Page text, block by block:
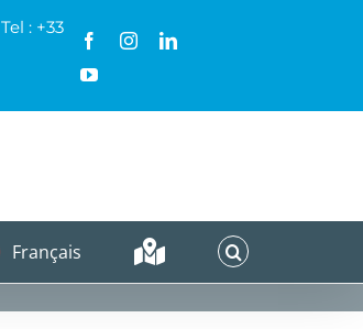
Tel : +33
FacebookInstagramLinkedIn
YouTube
Français